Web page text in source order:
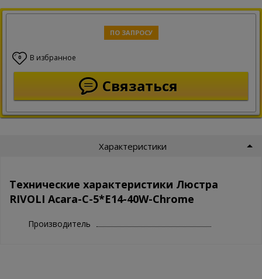
ПО ЗАПРОСУ
0 В избранное
Связаться
Характеристики
Технические характеристики Люстра
RIVOLI Acara-C-5*E14-40W-Chrome
Производитель